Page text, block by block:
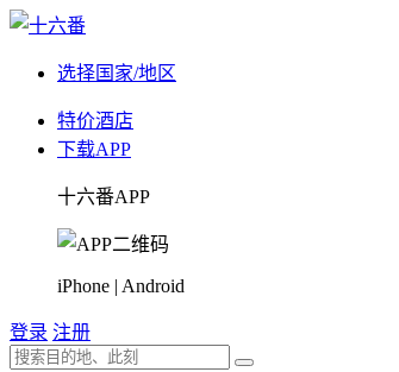
选择国家/地区
特价酒店
下载APP
十六番APP
iPhone | Android
登录 注册